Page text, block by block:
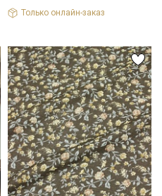
Только онлайн-заказ